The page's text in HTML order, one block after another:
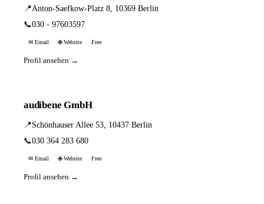
📍Anton-Saefkow-Platz 8, 10369 Berlin
📞030 - 97603597
✉ Email 🌐 Website Free
Profil ansehen →
audibene GmbH
📍Schönhauser Allee 53, 10437 Berlin
📞030 364 283 680
✉ Email 🌐 Website Free
Profil ansehen →